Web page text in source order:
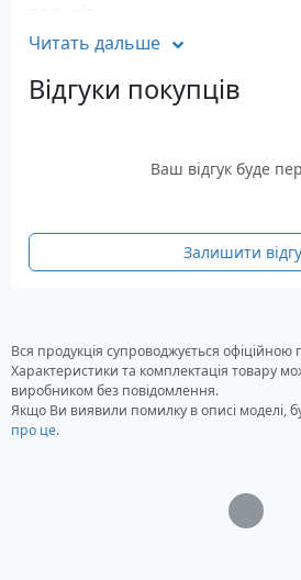
Характеристики
Зносостійке нейлонове
16 м'яких з подвійної
підкладок для пальців.
Запатентований
2 з EVA подушка для захисту
Відеоогляд Sportsstuff
FLYER
Читать дальше
Відгуки покупців
Ваш відгук буде
Залишити
Вся продукція супроводжується офіційною
Характеристики та комплектація товару
виробником без повідомлення.
Якщо Ви виявили помилку в описі моделі,
про це.
Загрузка...